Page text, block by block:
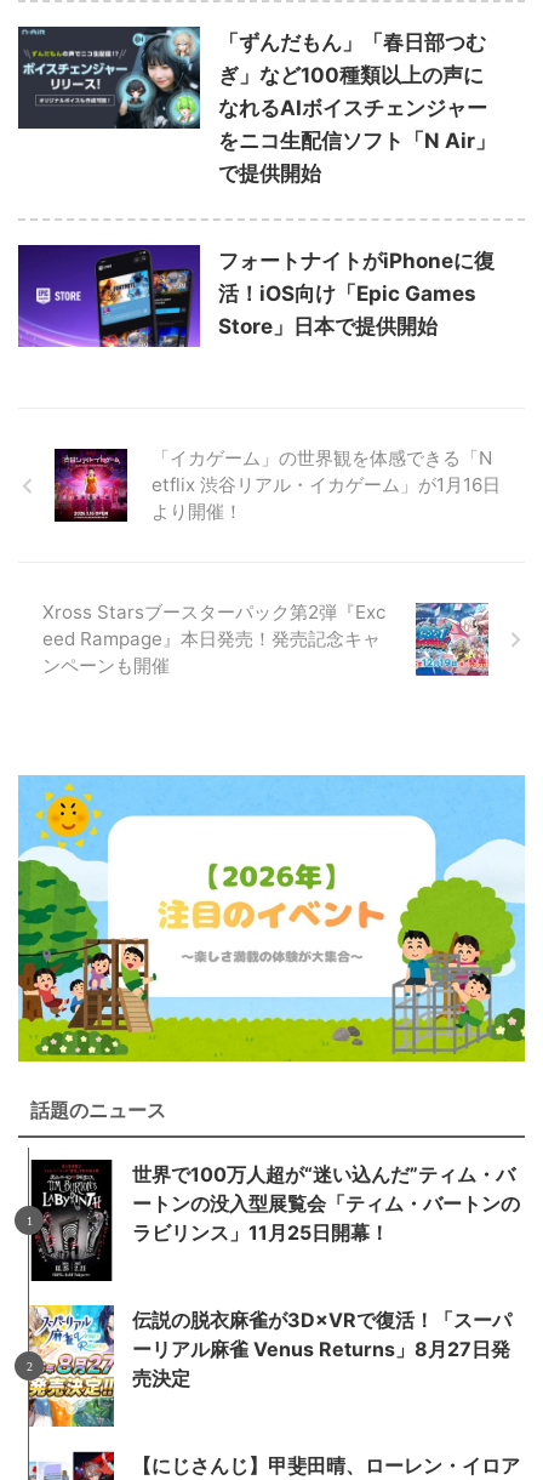
「ずんだもん」「春日部つむ
ぎ」など100種類以上の声に
なれるAIボイスチェンジャー
をニコ生配信ソフト「N Air」
で提供開始
フォートナイトがiPhoneに復
活！iOS向け「Epic Games
Store」日本で提供開始
「イカゲーム」の世界観を体感できる「N
etflix 渋谷リアル・イカゲーム」が1月16日
より開催！
Xross Starsブースターパック第2弾『Exc
eed Rampage』本日発売！発売記念キャ
ンペーンも開催
話題のニュース
世界で100万人超が“迷い込んだ”ティム・バ
ートンの没入型展覧会「ティム・バートンの
ラビリンス」11月25日開幕！
伝説の脱衣麻雀が3D×VRで復活！「スーパ
ーリアル麻雀 Venus Returns」8月27日発
売決定
【にじさんじ】甲斐田晴、ローレン・イロア